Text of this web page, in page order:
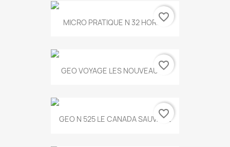
MICRO PRATIQUE N 32 HORS...
favorite_border
GEO VOYAGE LES NOUVEAUX...
favorite_border
GEO N 525 LE CANADA SAUVAGE
favorite_border